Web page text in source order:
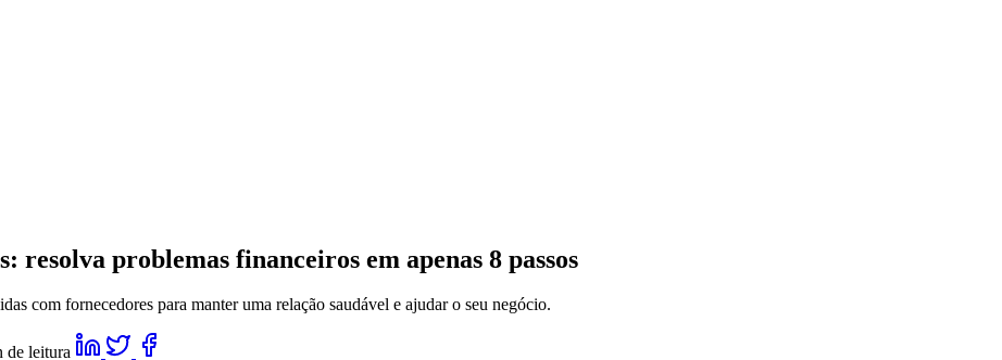
resolva problemas financeiros em apenas 8 passos
com fornecedores para manter uma relação saudável e ajudar o seu negócio.
de leitura